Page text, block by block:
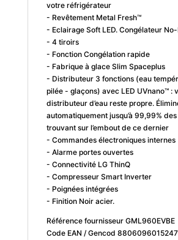
votre réfrigérateur
- Revêtement Metal Fresh™
- Eclairage Soft LED. Congélateur
- 4 tiroirs
- Fonction Congélation rapide
- Fabrique à glace Slim Spaceplus
- Distributeur 3 fonctions (eau
pilée - glaçons) avec LED UVnano™ :
distributeur d’eau reste propre.
automatiquement jusqu’à 99,99%
trouvant sur l’embout de ce dernier
- Commandes électroniques internes
- Alarme portes ouvertes
- Connectivité LG ThinQ
- Compresseur Smart Inverter
- Poignées intégrées
- Finition Noir acier.
Référence fournisseur GML960EVBE
Code EAN / Gencod 8806096015247